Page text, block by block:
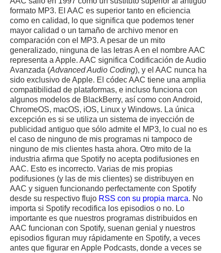
formato MP3. El AAC es superior tanto en eficiencia
como en calidad, lo que significa que podemos tener
mayor calidad o un tamaño de archivo menor en
comparación con el MP3. A pesar de un mito
generalizado, ninguna de las letras A en el nombre AAC
representa a Apple. AAC significa Codificación de Audio
Avanzada (Advanced Audio Coding), y el AAC nunca ha
sido exclusivo de Apple. El códec AAC tiene una amplia
compatibilidad de plataformas, e incluso funciona con
algunos modelos de BlackBerry, así como con Android,
ChromeOS, macOS, iOS, Linux y Windows. La única
excepción es si se utiliza un sistema de inyección de
publicidad antiguo que sólo admite el MP3, lo cual no es
el caso de ninguno de mis programas ni tampoco de
ninguno de mis clientes hasta ahora. Otro mito de la
industria afirma que Spotify no acepta podifusiones en
AAC. Esto es incorrecto. Varias de mis propias
podifusiones (y las de mis clientes) se distribuyen en
AAC y siguen funcionando perfectamente con Spotify
desde su respectivo flujo RSS con su propia marca. No
importa si Spotify recodifica los episodios o no. Lo
importante es que nuestros programas distribuidos en
AAC funcionan con Spotify, suenan genial y nuestros
episodios figuran muy rápidamente en Spotify, a veces
antes que figurar en Apple Podcasts, donde a veces se